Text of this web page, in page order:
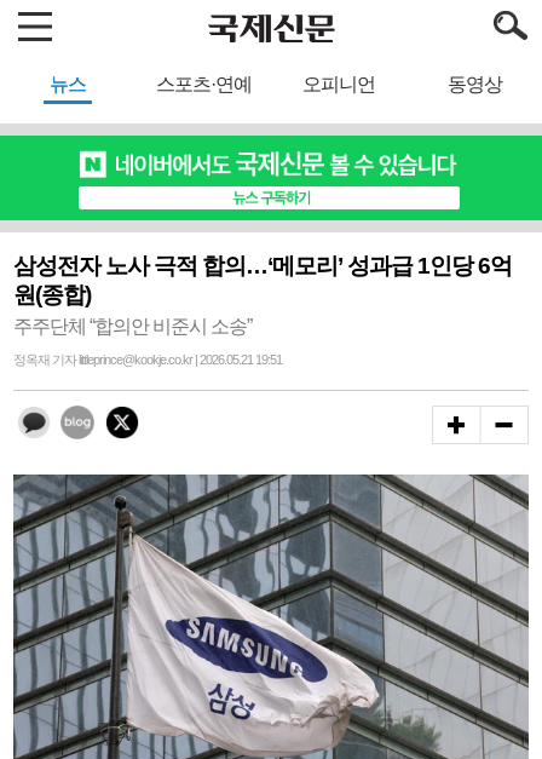
뉴스 스포츠·연예 오피니언 동영상
삼성전자 노사 극적 합의…‘메모리’ 성과급 1인당 6억
원(종합)
주주단체 “합의안 비준시 소송”
정옥재 기자 littleprince@kookje.co.kr | 2026.05.21 19:51